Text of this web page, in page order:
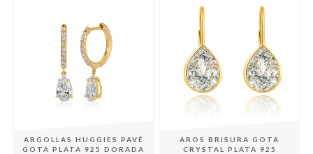
ARGOLLAS HUGGIES PAVÉ
GOTA PLATA 925 DORADA
AROS BRISURA GOTA
CRYSTAL PLATA 925